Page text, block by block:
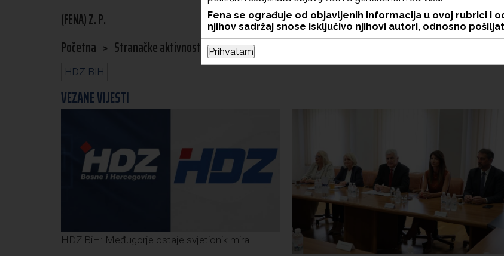
(FENA) Z. P.
Početna > Stranačke aktivnosti
HDZ BIH
VEZANE VIJESTI
HDZ BiH: Međugorje ostaje svjetionik mira
Fena se ograđuje od objavljenih informacija u ovoj rubrici i
njihov sadržaj snose isključivo njihovi autori, odnosno
Prihvatam